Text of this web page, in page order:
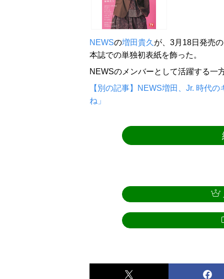
NEWSの増田貴久 が、3月18日発売
本誌での単独初表紙を飾った。
NEWSのメンバーとして活躍する
【別の記事】NEWS増田、Jr. 時代
ね」